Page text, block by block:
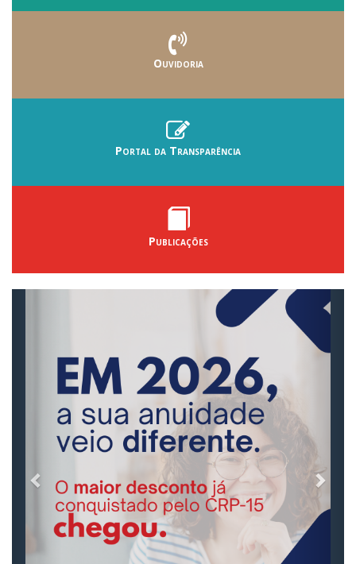
Ouvidoria
Portal da Transparência
Publicações